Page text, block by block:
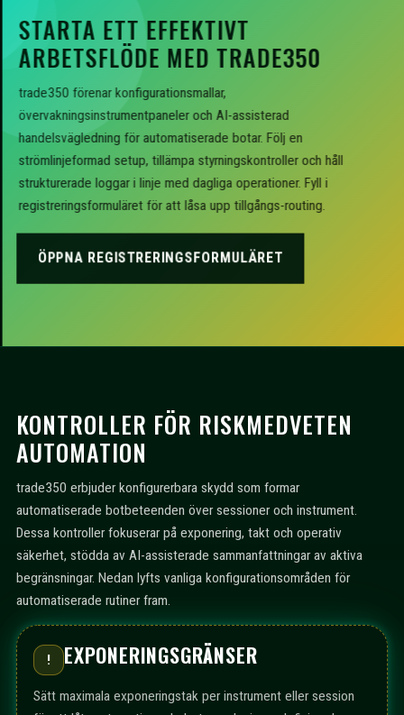
STARTA ETT EFFEKTIVT
ARBETSFLÖDE MED TRADE350
trade350 förenar konfigurationsmallar,
övervakningsinstrumentpaneler och AI-assisterad
handelsvägledning för automatiserade botar. Följ en
strömlinjeformad setup, tillämpa styrningskontroller och håll
strukturerade loggar i linje med dagliga operationer. Fyll i
registreringsformuläret för att låsa upp tillgångs-routing.
ÖPPNA REGISTRERINGSFORMULÄRET
KONTROLLER FÖR RISKMEDVETEN
AUTOMATION
trade350 erbjuder konfigurerbara skydd som formar
automatiserade botbeteenden över sessioner och instrument.
Dessa kontroller fokuserar på exponering, takt och operativ
säkerhet, stödda av AI-assisterade sammanfattningar av aktiva
begränsningar. Nedan lyfts vanliga konfigurationsområden för
automatiserade rutiner fram.
! EXPONERINGSGRÄNSER
Sätt maximala exponeringstak per instrument eller session